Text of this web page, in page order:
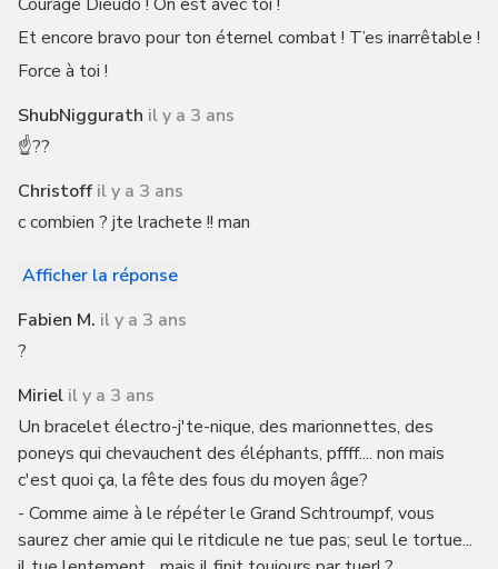
Et encore bravo pour ton éternel combat ! T’es inarrêtable !
Force à toi !
ShubNiggurath il y a 3 ans
☝️??
Christoff il y a 3 ans
c combien ? jte lrachete !! man
Afficher la réponse
Fabien M. il y a 3 ans
?
Miriel il y a 3 ans
Un bracelet électro-j'te-nique, des marionnettes, des
poneys qui chevauchent des éléphants, pffff.... non mais
c'est quoi ça, la fête des fous du moyen âge?
- Comme aime à le répéter le Grand Schtroumpf, vous
saurez cher amie qui le ritdicule ne tue pas; seul le tortue...